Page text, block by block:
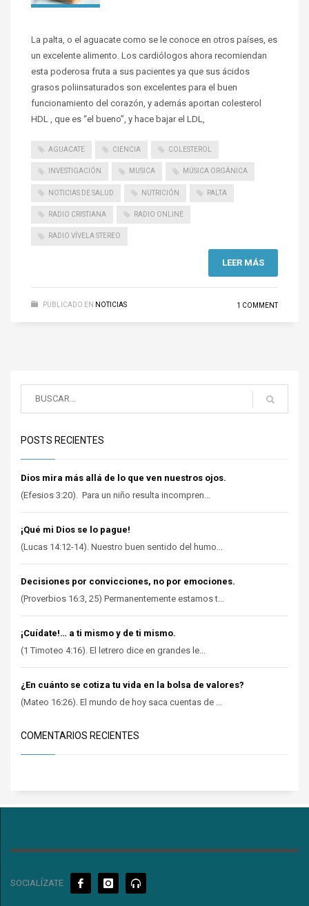
La palta, o el aguacate como se le conoce en otros países, es
un excelente alimento. Los cardiólogos ahora recomiendan
esta poderosa fruta a sus pacientes ya que sus ácidos
grasos poliinsaturados son excelentes para el buen
funcionamiento del corazón, y además aportan colesterol
HDL , que es “el bueno”, y hace bajar el LDL,
AGUACATE CIENCIA COLESTEROL
INVESTIGACIÓN MUSICA MÚSICA ORGÁNICA
NOTICIAS DE SALUD NUTRICIÓN PALTA
RADIO CRISTIANA RADIO ONLINE
RADIO VÍVELA STEREO
LEER MÁS
PUBLICADO EN NOTICIAS 1 COMMENT
POSTS RECIENTES
Dios mira más allá de lo que ven nuestros ojos.
(Efesios 3:20). Para un niño resulta incompren...
¡Qué mi Dios se lo pague!
(Lucas 14:12-14). Nuestro buen sentido del humo...
Decisiones por convicciones, no por emociones.
(Proverbios 16:3, 25) Permanentemente estamos t...
¡Cuídate!… a ti mismo y de ti mismo.
(1 Timoteo 4:16). El letrero dice en grandes le...
¿En cuánto se cotiza tu vida en la bolsa de valores?
(Mateo 16:26). El mundo de hoy saca cuentas de ...
COMENTARIOS RECIENTES
SOCIALÍZATE